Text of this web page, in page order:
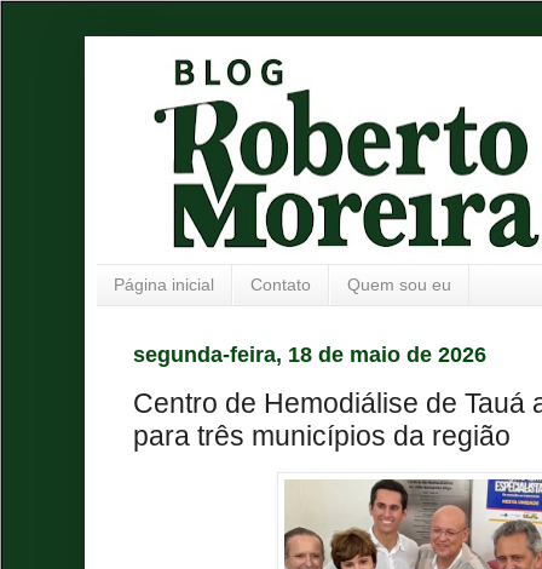
Página inicial Contato Quem sou eu
segunda-feira, 18 de maio de 2026
Centro de Hemodiálise de Tauá
para três municípios da região